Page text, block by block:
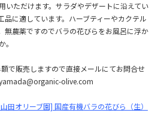
いただけます。サラダやデザートに沿えてい
品に適しています。ハーブティーやカクテル
無農薬ですのでバラの花びらをお風呂に浮か
で販売しますので直接メールにてお問合せ
olive.com
オリーブ園] 国産有機バラの花びら（生）